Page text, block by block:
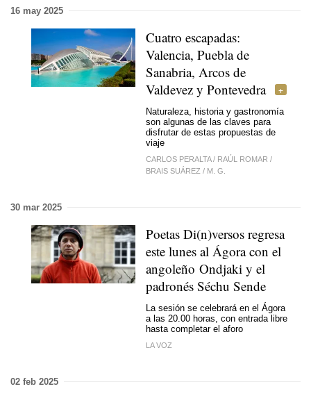
16 may 2025
Cuatro escapadas:
Valencia, Puebla de
Sanabria, Arcos de
Valdevez y Pontevedra
Naturaleza, historia y gastronomía
son algunas de las claves para
disfrutar de estas propuestas de
viaje
CARLOS PERALTA / RAÚL ROMAR /
BRAIS SUÁREZ / M. G.
30 mar 2025
Poetas Di(n)versos regresa
este lunes al Ágora con el
angoleño Ondjaki y el
padronés Séchu Sende
La sesión se celebrará en el Ágora
a las 20.00 horas, con entrada libre
hasta completar el aforo
LA VOZ
02 feb 2025